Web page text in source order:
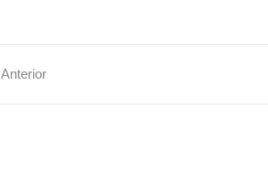
Anterior